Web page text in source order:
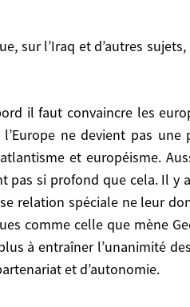
ne devient pas
et européisme.
pas si profond que cela. Il
relation spéciale ne leur
comme celle que mène
à entraîner l’unanimité
et d’autonomie.
pas une
de posture de
influence réelle sur la
Donc, pour les
autre chose qu’un objectif
la Chine, une partie du
autres. Mais ce ne
de trancher le débat